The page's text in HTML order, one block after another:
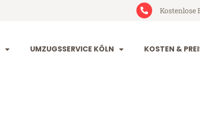
Kostenlose
UMZUGSSERVICE KÖLN KOSTEN &